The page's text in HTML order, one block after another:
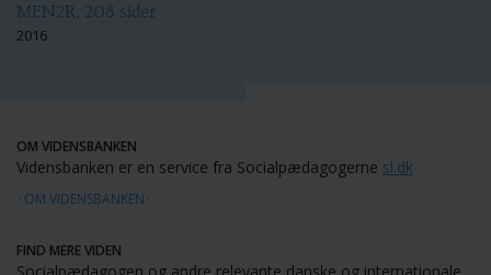
MEN2R, 208 sider
2016
OM VIDENSBANKEN
Vidensbanken er en service fra Socialpædagogerne sl.dk
OM VIDENSBANKEN
FIND MERE VIDEN
Socialpædagogen og andre relevante danske og internationale